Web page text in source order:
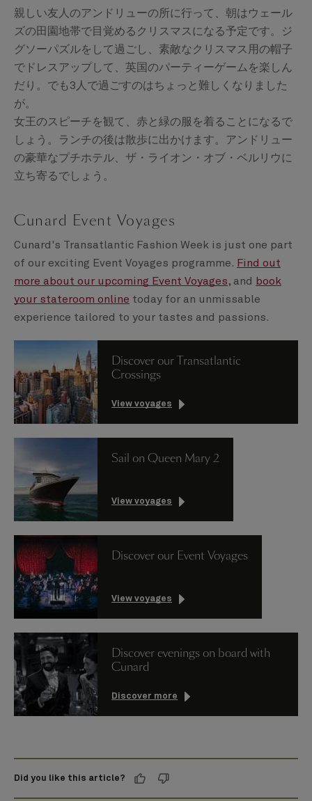
親しい友人のアンドリューの所に行って、朝はウェール
ズの田園地帯で目覚めるクリスマスになる予定です。ジ
グソーパズルをして過ごし、素敵なクリスマス用の帽子
でドレスアップして、英国のパーティーゲームを楽しん
だり。でも3人で過ごすのはちょっと難しくなりました
が。
女王のスピーチを観て、赤と緑の服を着ることになるで
しょう。ランチの後は散歩に出かけます。アンドリュー
の豪華なプチホテル、ザ・ライオン・オブ・ベルリウに
立ち寄るでしょう。
Cunard Event Voyages
Cunard's Transatlantic Fashion Week is just one part
of our exciting Event Voyages programme. Find out
more about our upcoming Event Voyages, and
book
your stateroom online today for an unmissable
experience tailored to your tastes and passions.
Discover our Transatlantic
Crossings
View voyages
Sail on Queen Mary 2
View voyages
Discover our Event Voyages
View voyages
Discover evenings on board with
Cunard
Discover more
Did you like this article?